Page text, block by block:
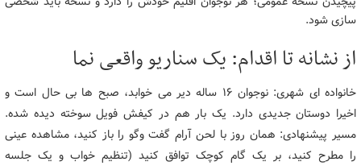
سازی شود.
از نشانه تا اقدام: یک سناریو واقعی نما
خانواده ای شهری: نوجوان ۱۶ ساله دیر می خوابد، صبح ها بی حال است و
اخیرا دوستان جدیدی دارد. یک بار هم در کیفش فویل سوخته دیده شده.
مسیر پیشنهادی: همان روز با لحن آرام گفت وگو را باز کنید، مشاهده عینی
را مطرح کنید، بر یک گام کوچک توافق کنید (تنظیم خواب و یک جلسه